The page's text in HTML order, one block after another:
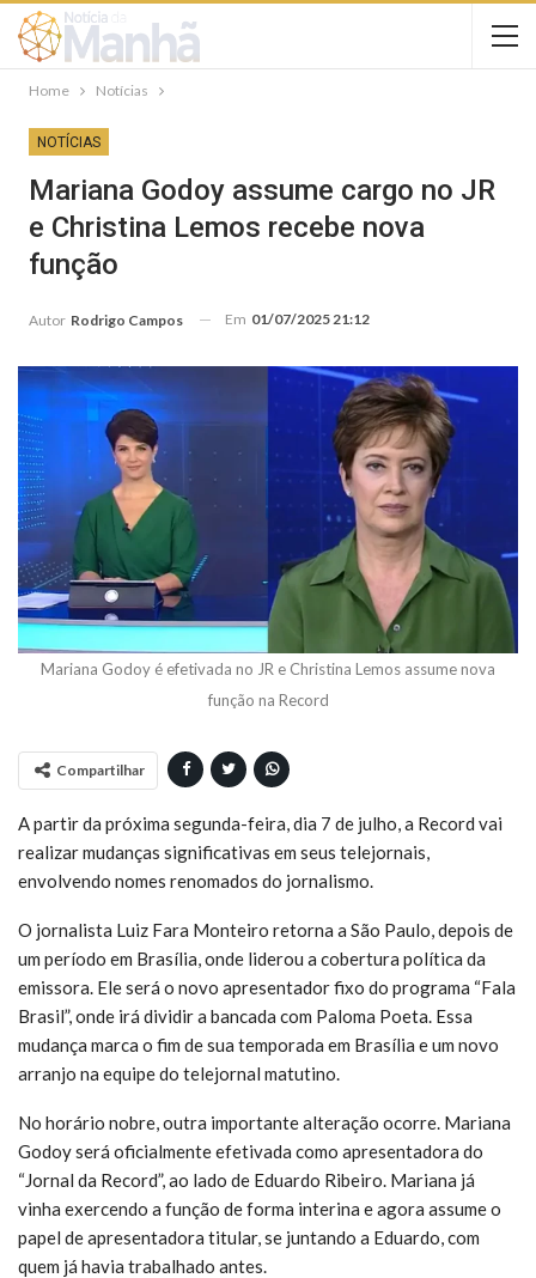
Home Notícias
NOTÍCIAS
Mariana Godoy assume cargo no JR
e Christina Lemos recebe nova
função
Autor Rodrigo Campos Em 01/07/2025 21:12
Mariana Godoy é efetivada no JR e Christina Lemos assume nova
função na Record
Compartilhar
A partir da próxima segunda-feira, dia 7 de julho, a Record vai
realizar mudanças significativas em seus telejornais,
envolvendo nomes renomados do jornalismo.
O jornalista Luiz Fara Monteiro retorna a São Paulo, depois de
um período em Brasília, onde liderou a cobertura política da
emissora. Ele será o novo apresentador fixo do programa “Fala
Brasil”, onde irá dividir a bancada com Paloma Poeta. Essa
mudança marca o fim de sua temporada em Brasília e um novo
arranjo na equipe do telejornal matutino.
No horário nobre, outra importante alteração ocorre. Mariana
Godoy será oficialmente efetivada como apresentadora do
“Jornal da Record”, ao lado de Eduardo Ribeiro. Mariana já
vinha exercendo a função de forma interina e agora assume o
papel de apresentadora titular, se juntando a Eduardo, com
quem já havia trabalhado antes.